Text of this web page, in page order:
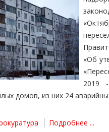
«Об
2019
домов, из них 24
Подробнее ...